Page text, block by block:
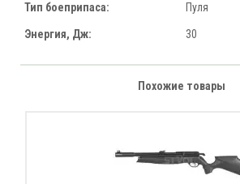
Тип боеприпаса: Пуля
Энергия, Дж: 30
Похожие товары